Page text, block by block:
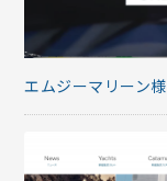
エムジーマリーン様